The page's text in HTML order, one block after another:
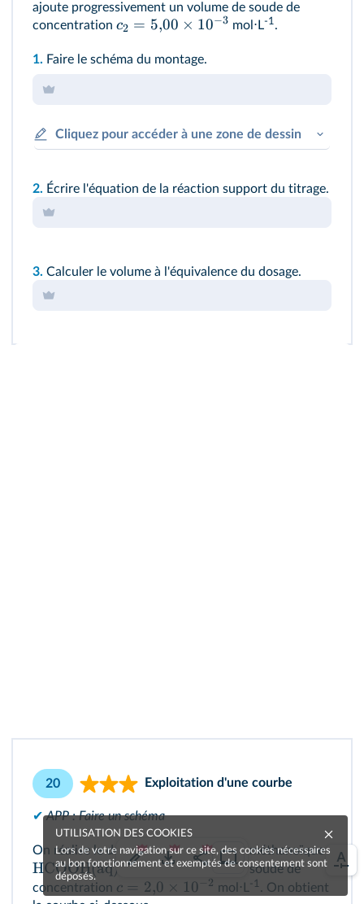
ajoute progressivement un volume de soude de
concentration c2 = 5,00 × 10−3 mol⋅L-1.
1. Faire le schéma du montage.
Cliquez pour accéder à une zone de dessin
2. Écrire l'équation de la réaction support du titrage.
3. Calculer le volume à l'équivalence du dosage.
20 Exploitation d'une courbe
✔APP : Faire un schéma
On réalise le dosage de20mL d'acide méthanoïque
HCOOH(aq)dilué dix fois par de la soude de
concentration c = 2,0 × 10 2 mol⋅L -1 . On obtient
UTILISATION DES COOKIES
Lors de votre navigation sur ce site, des cookies nécessaires
au bon fonctionnement et exemptés de consentement sont
déposés.